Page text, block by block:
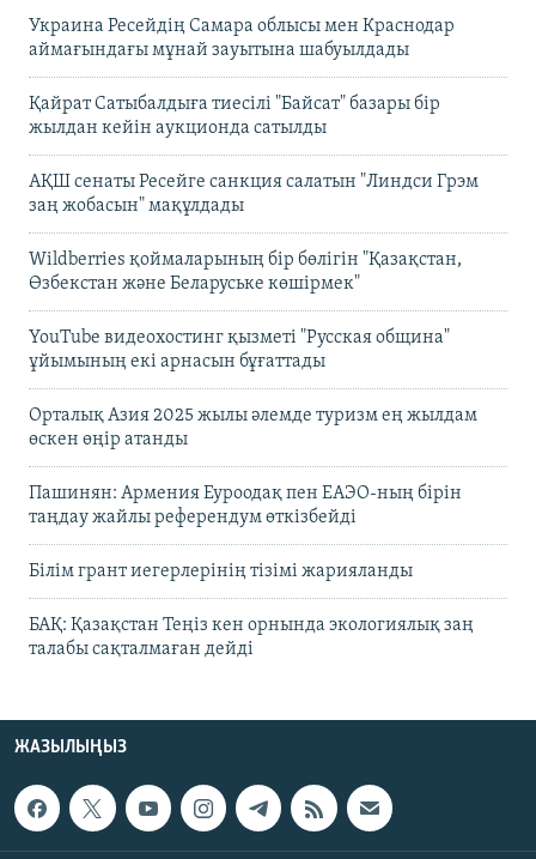
Украина Ресейдің Самара облысы мен Краснодар
аймағындағы мұнай зауытына шабуылдады
Қайрат Сатыбалдыға тиесілі "Байсат" базары бір
жылдан кейін аукционда сатылды
АҚШ сенаты Ресейге санкция салатын "Линдси Грэм
заң жобасын" мақұлдады
Wildberries қоймаларының бір бөлігін "Қазақстан,
Өзбекстан және Беларуське көшірмек"
YouTube видеохостинг қызметі "Русская община"
ұйымының екі арнасын бұғаттады
Орталық Азия 2025 жылы әлемде туризм ең жылдам
өскен өңір атанды
Пашинян: Армения Еуроодақ пен ЕАЭО-ның бірін
таңдау жайлы референдум өткізбейді
Білім грант иегерлерінің тізімі жарияланды
БАҚ: Қазақстан Теңіз кен орнында экологиялық заң
талабы сақталмаған дейді
ЖАЗЫЛЫҢЫЗ